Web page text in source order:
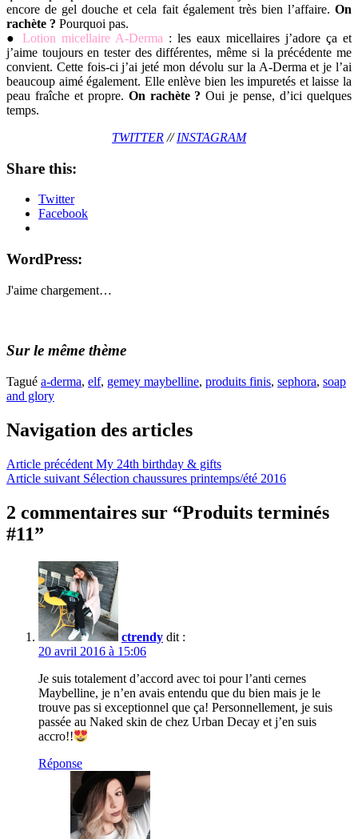
encore de gel douche et cela fait également très bien l’affaire. On
rachète ? Pourquoi pas.
● Lotion micellaire A-Derma : les eaux micellaires j’adore ça et
j’aime toujours en tester des différentes, même si la précédente me
convient. Cette fois-ci j’ai jeté mon dévolu sur la A-Derma et je l’ai
beaucoup aimé également. Elle enlève bien les impuretés et laisse la
peau fraîche et propre. On rachète ? Oui je pense, d’ici quelques
temps.
TWITTER //INSTAGRAM
Share this:
Twitter
Facebook
WordPress:
J'aime chargement…
Sur le même thème
Tagué a-derma, elf, gemey maybelline, produits finis, sephora, soap
and glory
Navigation des articles
Article précédent My 24th birthday & gifts
Article suivant Sélection chaussures printemps/été 2016
2 commentaires sur “Produits terminés
#11”
ctrendy dit :
20 avril 2016 à 15:06
Je suis totalement d’accord avec toi pour l’anti cernes
Maybelline, je n’en avais entendu que du bien mais je le
trouve pas si exceptionnel que ça! Personnellement, je suis
passée au Naked skin de chez Urban Decay et j’en suis
accro!!
Réponse